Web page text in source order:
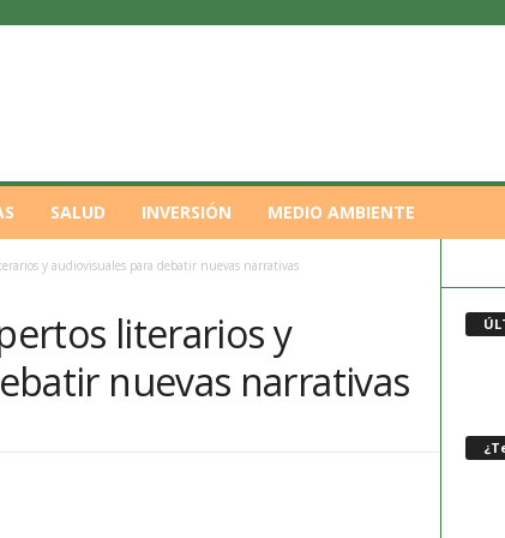
SALUD INVERSIÓN MEDIO AMBIENTE
y audiovisuales para debatir nuevas narrativas
literarios y
nuevas narrativas